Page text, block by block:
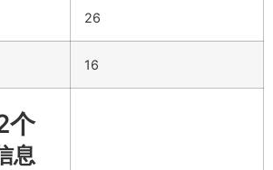
26
16
个
息